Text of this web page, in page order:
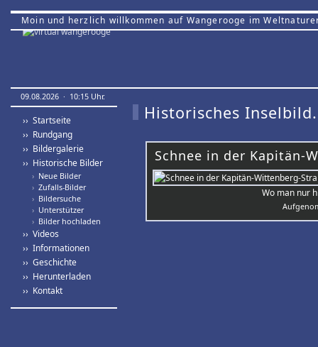
Moin und herzlich willkommen auf Wangerooge im
09.08.2026 · 10:15 Uhr.
›› Startseite
›› Rundgang
›› Bildergalerie
›› Historische Bilder
› Neue Bilder
› Zufalls-Bilder
› Bildersuche
› Unterstützer
› Bilder hochladen
›› Videos
›› Informationen
›› Geschichte
›› Herunterladen
›› Kontakt
Historisches Inselbild.
Schnee in der Kapitän-
Wo man nur